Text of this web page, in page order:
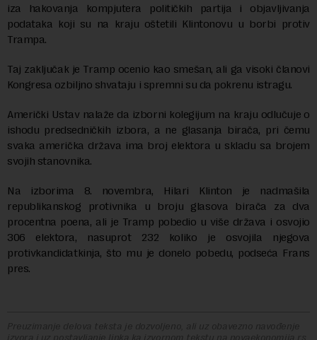
iza hakovanja kompjutera političkih partija i objavljivanja
podataka koji su na kraju oštetili Klintonovu u borbi protiv
Trampa.
Taj zaključak je Tramp ocenio kao smešan, ali ga visoki članovi
Kongresa ozbiljno shvataju i spremni su da pokrenu istragu.
Američki Ustav nalaže da izborni kolegijum na kraju odlučuje o
ishodu predsedničkih izbora, a ne glasanja birača, pri čemu
svaka američka država ima broj elektora u skladu sa brojem
svojih stanovnika.
Na izborima 8. novembra, Hilari Klinton je nadmašila
republikanskog protivnika u broju glasova birača za dva
procentna poena, ali je Tramp pobedio u više država i osvojio
306 elektora, nasuprot 232 koliko je osvojila njegova
protivkandidatkinja, što mu je donelo pobedu, podseća Frans
pres.
Preuzimanje delova teksta je dozvoljeno, ali uz obavezno navođenje
izvora i uz postavljanje linka ka izvornom tekstu na novaekonomija.rs